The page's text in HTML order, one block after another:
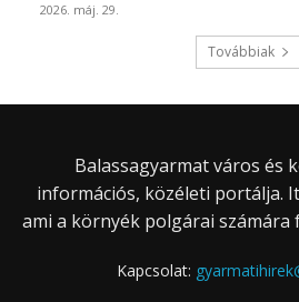
2026. máj. 29.
Továbbiak
Balassagyarmat város és
információs, közéleti portálja.
ami a környék polgárai számára
Kapcsolat: